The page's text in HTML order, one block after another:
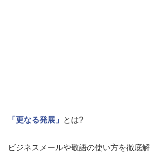
「更なる発展」 とは?
ビジネスメールや敬語の使い方を徹底